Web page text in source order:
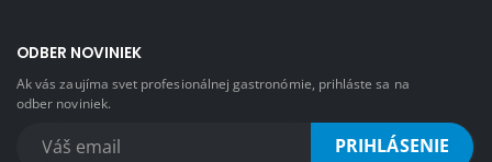
ODBER NOVINIEK
Ak vás zaujíma svet profesionálnej gastronómie, prihláste sa na
odber noviniek.